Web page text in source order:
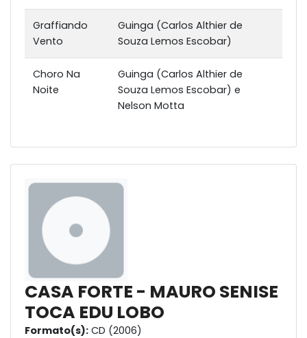
Graffiando
Vento
Guinga (Carlos Althier de
Souza Lemos Escobar)
Choro Na
Noite
Guinga (Carlos Althier de
Souza Lemos Escobar) e
Nelson Motta
CASA FORTE - MAURO SENISE
TOCA EDU LOBO
Formato(s): CD (2006)